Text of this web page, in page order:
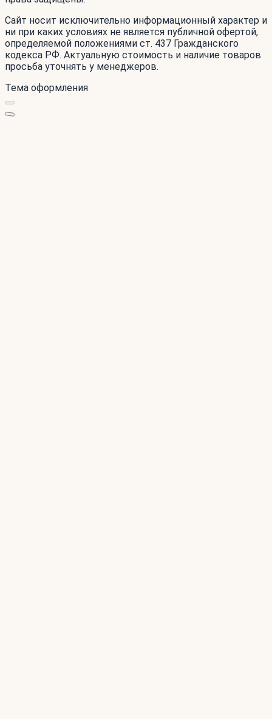
Сайт носит исключительно информационный характер и
ни при каких условиях не является публичной офертой,
определяемой положениями ст. 437 Гражданского
кодекса РФ. Актуальную стоимость и наличие товаров
просьба уточнять у менеджеров.
Тема оформления